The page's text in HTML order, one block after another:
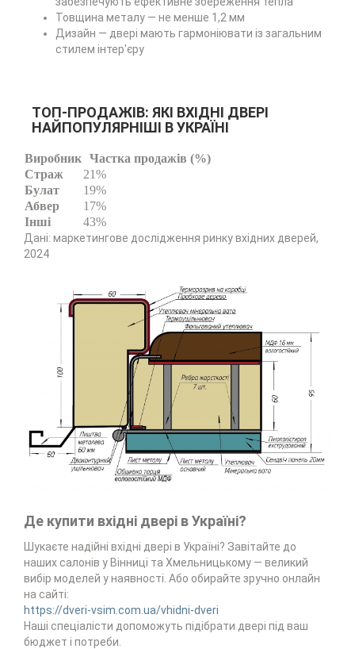
Товщина металу — не менше 1,2 мм
Дизайн — двері мають гармоніювати із загальним
стилем інтер'єру
ТОП-ПРОДАЖІВ: ЯКІ ВХІДНІ ДВЕРІ
НАЙПОПУЛЯРНІШІ В УКРАЇНІ
Виробник Частка продажів (%)
Страж
21%
Булат
19%
Абвер
17%
Інші
43%
Дані: маркетингове дослідження ринку вхідних дверей,
2024
Де купити вхідні двері в Україні?
Шукаєте надійні вхідні двері в Україні? Завітайте до
наших салонів у Вінниці та Хмельницькому — великий
вибір моделей у наявності. Або обирайте зручно онлайн
на сайті:
https://dveri-vsim.com.ua/vhidni-dveri
Наші спеціалісти допоможуть підібрати двері під ваш
бюджет і потреби.